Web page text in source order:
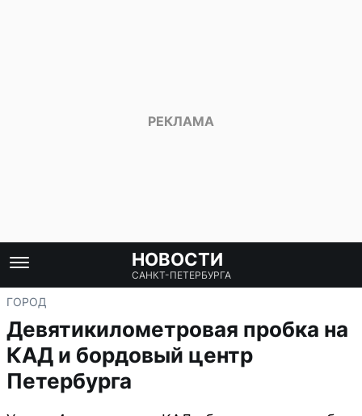
НОВОСТИ
САНКТ-ПЕТЕРБУРГА
ГОРОД
Девятикилометровая пробка на
КАД и бордовый центр
Петербурга